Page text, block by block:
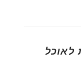
לאוכל